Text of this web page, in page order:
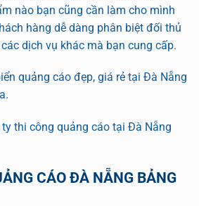
nào bạn cũng cần làm cho mình
hàng dễ dàng phân biệt đối thủ
dịch vụ khác mà bạn cung cấp.
quảng cáo đẹp, giá rẻ tại Đà Nẵng
thi công quảng cáo tại Đà Nẵng